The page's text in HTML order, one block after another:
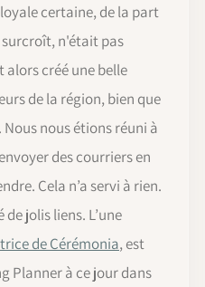
certaine, de la part
n'était pas
alors créé une belle
de la région, bien que
Nous nous étions réuni à
des courriers en
Cela n’a servi à rien.
jolis liens. L’une
de Cérémonia, est
Planner à ce jour dans